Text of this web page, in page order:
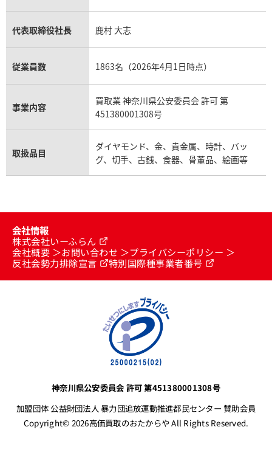
代表取締役社長 鹿村 大志
従業員数 1863名（2026年4月1日時点）
事業内容
買取業 神奈川県公安委員会 許可 第
451380001308号
取扱品目
ダイヤモンド、金、貴金属、時計、バッ
グ、切手、古銭、食器、骨董品、絵画等
会社情報
株式会社いーふらん
会社概要
お問い合わせ
プライバシーポリシー
反社会勢力排除宣言
特別国際種事業者番号
神奈川県公安委員会 許可 第451380001308号
加盟団体 公益財団法人 暴力団追放運動推進都民センター 賛助会員
Copyright© 2026高価買取のおたからや All Rights Reserved.